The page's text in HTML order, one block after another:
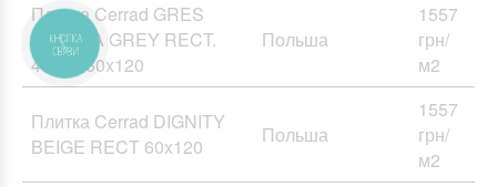
Плитка Cerrad GRES
TACOMA GREY RECT.
43903 60x120
Польша
1557
грн/
м2
Плитка Cerrad DIGNITY
BEIGE RECT 60x120
Польша
1557
грн/
м2